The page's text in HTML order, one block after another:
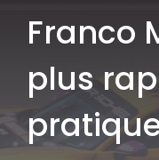
Franco
plus